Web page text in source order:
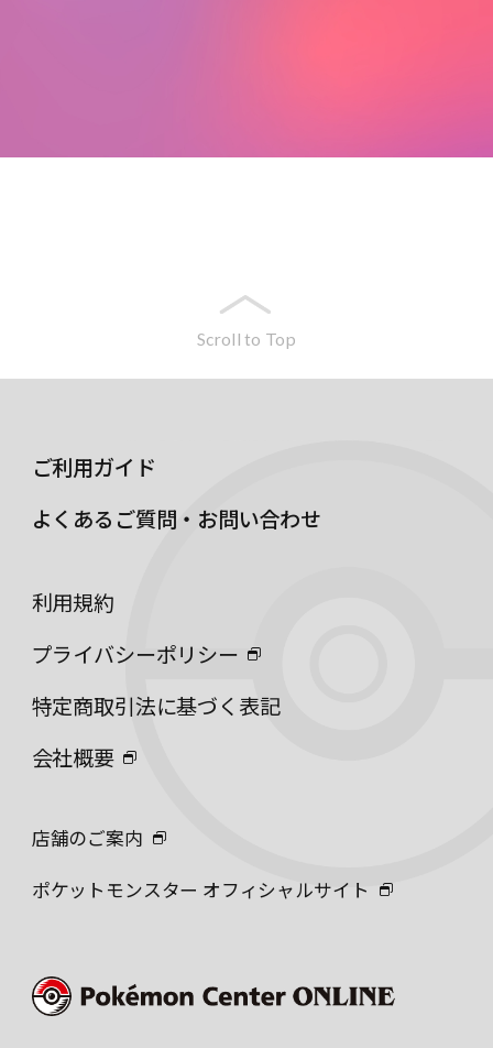
Scroll to Top
ご利用ガイド
よくあるご質問・お問い合わせ
利用規約
プライバシーポリシー
特定商取引法に基づく表記
会社概要
店舗のご案内
ポケットモンスター オフィシャルサイト